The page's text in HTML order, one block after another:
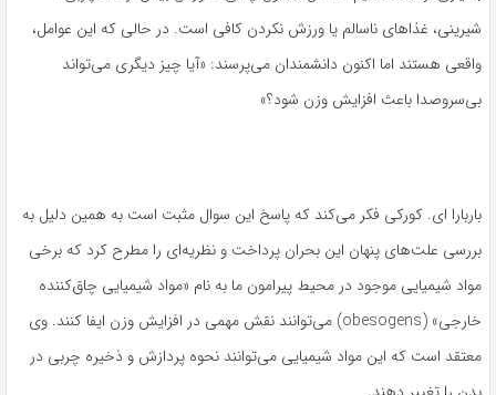
شیرینی، غذاهای ناسالم یا ورزش نکردن کافی است. در حالی که این عوامل،
واقعی هستند اما اکنون دانشمندان می‌پرسند: «آیا چیز دیگری می‌تواند
بی‌سروصدا باعث افزایش وزن شود؟»
باربارا ای. کورکی فکر می‌کند که پاسخ این سوال مثبت است به همین دلیل به
بررسی علت‌های پنهان این بحران پرداخت و نظریه‌ای را مطرح کرد که برخی
مواد شیمیایی موجود در محیط پیرامون ما به نام «مواد شیمیایی چاق‌کننده
خارجی» (obesogens) می‌توانند نقش مهمی در افزایش وزن ایفا کنند. وی
معتقد است که این مواد شیمیایی می‌توانند نحوه پردازش و ذخیره چربی در